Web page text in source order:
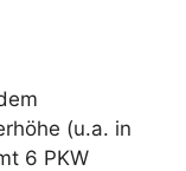
(u.a. in
6 PKW